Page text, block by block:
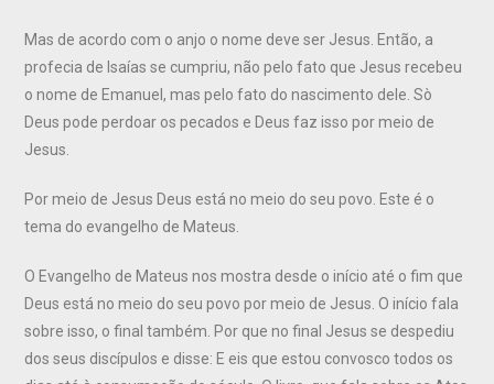
Mas de acordo com o anjo o nome deve ser Jesus. Então, a
profecia de Isaías se cumpriu, não pelo fato que Jesus recebeu
o nome de Emanuel, mas pelo fato do nascimento dele. Sò
Deus pode perdoar os pecados e Deus faz isso por meio de
Jesus.
Por meio de Jesus Deus está no meio do seu povo. Este é o
tema do evangelho de Mateus.
O Evangelho de Mateus nos mostra desde o início até o fim que
Deus está no meio do seu povo por meio de Jesus. O início fala
sobre isso, o final também. Por que no final Jesus se despediu
dos seus discípulos e disse: E eis que estou convosco todos os